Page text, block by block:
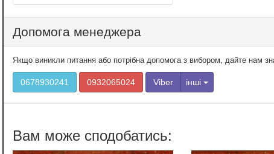
Допомога менеджера
Якщо виникли питання або потрібна допомога з вибором, дайте нам
0678930241 0932065024 Viber інші